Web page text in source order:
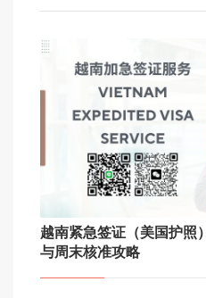
越南紧急签证（美国护照
与周末核准攻略